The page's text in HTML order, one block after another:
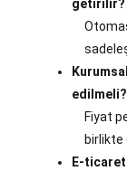
getirilir?
edilmeli?
Fiyat
birlikte
E-